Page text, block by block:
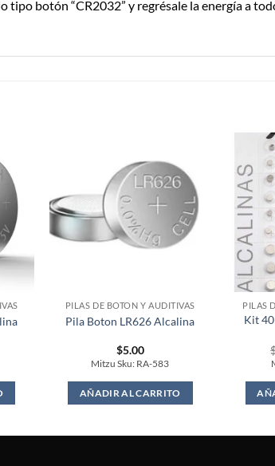
botón “CR2032” y regrésale la energía a
PILAS DE BOTON Y AUDITIVAS
Pila Boton LR626 Alcalina
$5.00
Mitzu Sku: RA-583
AÑADIR AL CARRITO
PILAS
Kit